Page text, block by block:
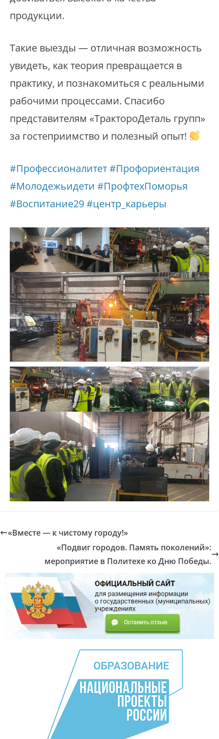
продукции.
Такие выезды — отличная возможность
увидеть, как теория превращается в
практику, и познакомиться с реальными
рабочими процессами. Спасибо
представителям «ТрактороДеталь групп»
за гостеприимство и полезный опыт!
#Профессионалитет#Профориентация
#Молодежьидети #ПрофтехПоморья
#Воспитание29#центр_карьеры
«Вместе — к чистому городу!»
«Подвиг городов. Память поколений»:
мероприятие в Политехе ко Дню Победы.